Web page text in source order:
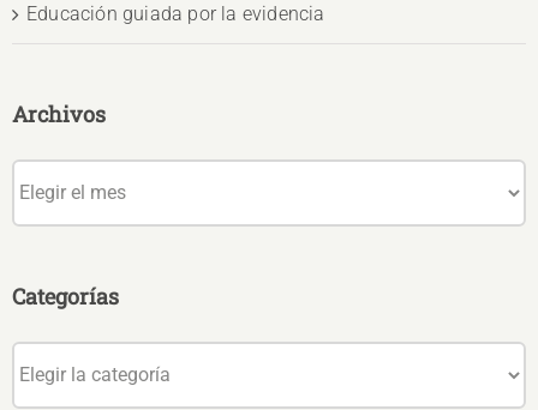
Educación guiada por la evidencia
Archivos
Categorías